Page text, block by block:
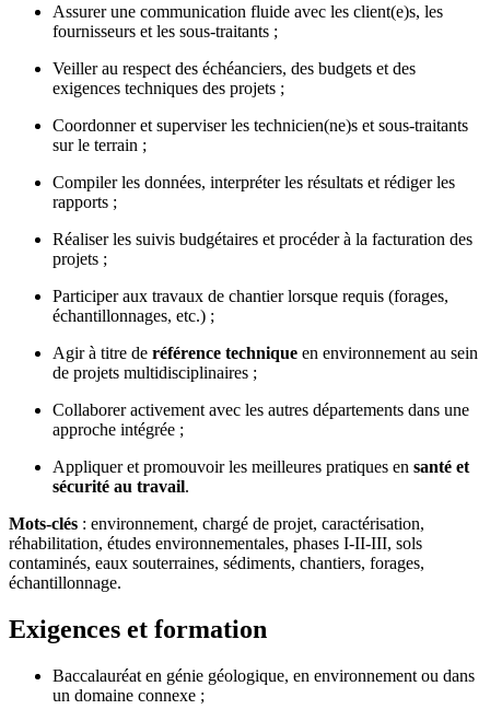
Assurer une communication fluide avec les client(e)s, les
fournisseurs et les sous-traitants ;
Veiller au respect des échéanciers, des budgets et des
exigences techniques des projets ;
Coordonner et superviser les technicien(ne)s et sous-traitants
sur le terrain ;
Compiler les données, interpréter les résultats et rédiger les
rapports ;
Réaliser les suivis budgétaires et procéder à la facturation des
projets ;
Participer aux travaux de chantier lorsque requis (forages,
échantillonnages, etc.) ;
Agir à titre de référence technique en environnement au sein
de projets multidisciplinaires ;
Collaborer activement avec les autres départements dans une
approche intégrée ;
Appliquer et promouvoir les meilleures pratiques en santé et
sécurité au travail.
Mots-clés : environnement, chargé de projet, caractérisation,
réhabilitation, études environnementales, phases I-II-III, sols
contaminés, eaux souterraines, sédiments, chantiers, forages,
échantillonnage.
Exigences et formation
Baccalauréat en génie géologique, en environnement ou dans
un domaine connexe ;